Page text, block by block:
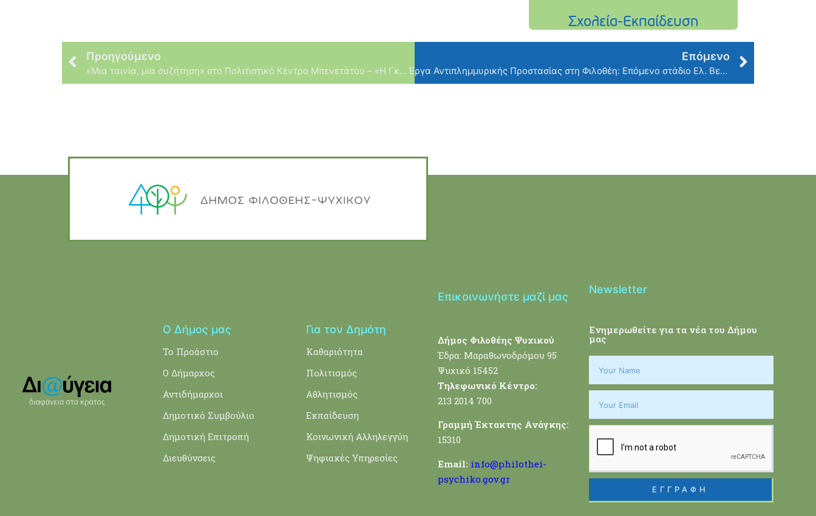
Προηγούμενο
«Μια ταινία, μια συζήτηση» στο Πολιτιστικό Κέντρο Μπενετάτου – «Η Γκαρσονιέρα»
Επόμενο
Έργα Αντιπλημμυρικής Προστασίας στη Φιλοθέη: Επόμενο στάδιο Ελ. Βενιζέλου – ‘Εναρξη 28/02/2024
Ο Δήμος μας
Το Προάστιο
Ο Δήμαρχος
Αντιδήμαρχοι
Δημοτικό Συμβούλιο
Δημοτική Επιτροπή
Διευθύνσεις
Για τον Δημότη
Καθαριότητα
Πολιτισμός
Αθλητισμός
Εκπαίδευση
Κοινωνική Αλληλεγγύη
Ψηφιακές Υπηρεσίες
Επικοινωνήστε μαζί μας
Δήμος Φιλοθέης Ψυχικού
Έδρα: Μαραθωνοδρόμου 95
Ψυχικό 15452
Τηλεφωνικό Κέντρο:
213 2014 700
Γραμμή Έκτακτης Ανάγκης:
15310
Email: info@philothei-
psychiko.gov.gr
Newsletter
Ενημερωθείτε για τα νέα του Δήμου
μας
ΕΓΓΡΑΦΗ